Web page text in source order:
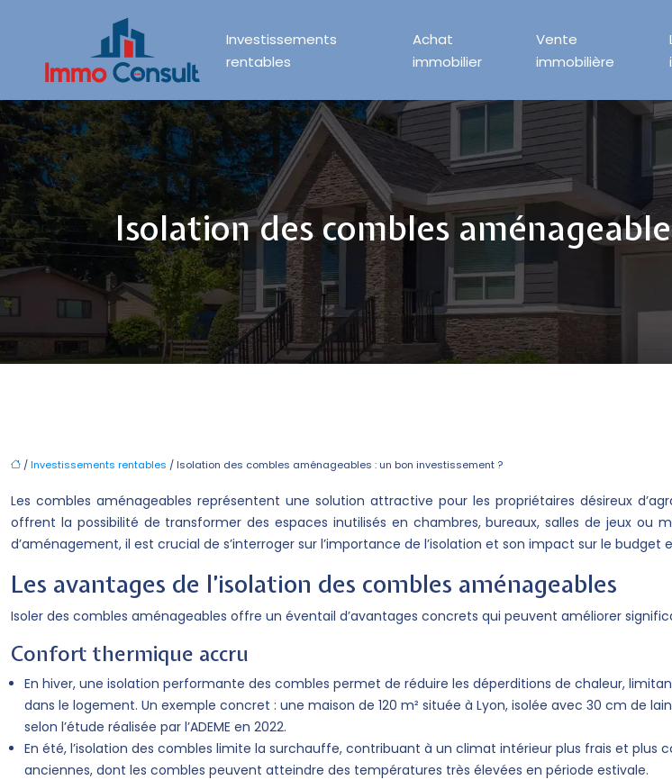
Investissements
rentables
Achat
immobilier
Vente
immobilière
Isolation des combles
/Investissements rentables / Isolation des combles aménageables : un bon investissement ?
Les combles aménageables représentent une solution attractive pour les propriétaires désireux
offrent la possibilité de transformer des espaces inutilisés en chambres, bureaux, salles de jeux
d’aménagement, il est crucial de s’interroger sur l’importance de l’isolation et son impact sur le budget
Les avantages de l’isolation des combles aménageables
Isoler des combles aménageables offre un éventail d’avantages concrets qui peuvent améliorer
Confort thermique accru
En hiver, une isolation performante des combles permet de réduire les déperditions de chaleur,
dans le logement. Un exemple concret : une maison de 120 m² située à Lyon, isolée avec 30 cm de
selon l’étude réalisée par l’ADEME en 2022.
En été, l’isolation des combles limite la surchauffe, contribuant à un climat intérieur plus frais et
anciennes, dont les combles peuvent atteindre des températures très élevées en période estivale.